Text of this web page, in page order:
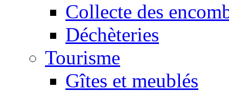
Collecte des
Déchèteries
Tourisme
Gîtes et meublés